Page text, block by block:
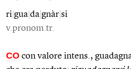
ri gua da gnàr si
v.pronom.tr.
CO con valore intens.,